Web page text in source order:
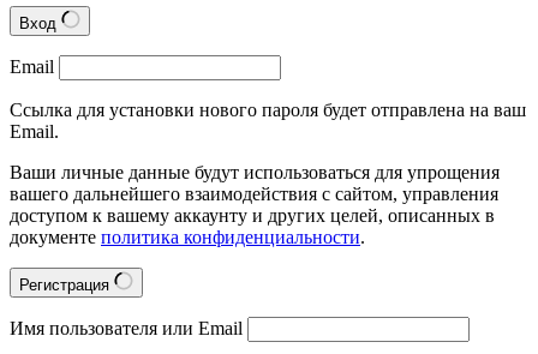
Вход
Email
Ссылка для установки нового пароля будет отправлена на ваш
Email.
Ваши личные данные будут использоваться для упрощения
вашего дальнейшего взаимодействия с сайтом, управления
доступом к вашему аккаунту и других целей, описанных в
документе политика конфиденциальности.
Регистрация
Имя пользователя или Email